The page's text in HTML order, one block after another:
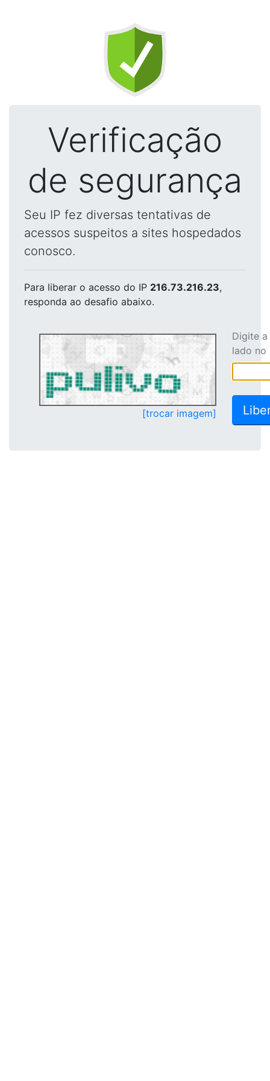
Verificação
de segurança
Seu IP fez diversas tentativas de
acessos suspeitos a sites hospedados
conosco.
Para liberar o acesso do IP 216.73.216.23,
responda ao desafio abaixo.
[trocar imagem]
Digite
lado no